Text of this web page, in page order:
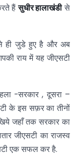
हैंसुधीर हालाखंडीसे
से ही जुडे हुए है और अब
राय में यह जीएसटी
-सरकार , दूसरा –
के इस सफ़र का तीनों
जहाँ तक सरकार का
जीएसटी का राजस्व
एक सफल कर है.